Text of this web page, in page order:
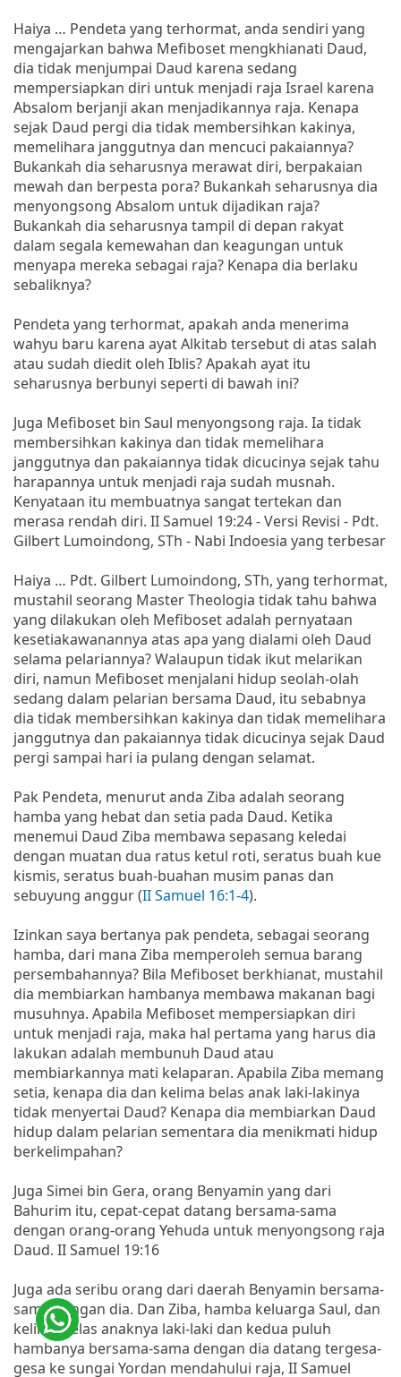
Haiya … Pendeta yang terhormat, anda sendiri yang
mengajarkan bahwa Mefiboset mengkhianati Daud,
dia tidak menjumpai Daud karena sedang
mempersiapkan diri untuk menjadi raja Israel karena
Absalom berjanji akan menjadikannya raja. Kenapa
sejak Daud pergi dia tidak membersihkan kakinya,
memelihara janggutnya dan mencuci pakaiannya?
Bukankah dia seharusnya merawat diri, berpakaian
mewah dan berpesta pora? Bukankah seharusnya dia
menyongsong Absalom untuk dijadikan raja?
Bukankah dia seharusnya tampil di depan rakyat
dalam segala kemewahan dan keagungan untuk
menyapa mereka sebagai raja? Kenapa dia berlaku
sebaliknya?
Pendeta yang terhormat, apakah anda menerima
wahyu baru karena ayat Alkitab tersebut di atas salah
atau sudah diedit oleh Iblis? Apakah ayat itu
seharusnya berbunyi seperti di bawah ini?
Juga Mefiboset bin Saul menyongsong raja. Ia tidak
membersihkan kakinya dan tidak memelihara
janggutnya dan pakaiannya tidak dicucinya sejak tahu
harapannya untuk menjadi raja sudah musnah.
Kenyataan itu membuatnya sangat tertekan dan
merasa rendah diri. II Samuel 19:24 - Versi Revisi - Pdt.
Gilbert Lumoindong, STh - Nabi Indoesia yang terbesar
Haiya … Pdt. Gilbert Lumoindong, STh, yang terhormat,
mustahil seorang Master Theologia tidak tahu bahwa
yang dilakukan oleh Mefiboset adalah pernyataan
kesetiakawanannya atas apa yang dialami oleh Daud
selama pelariannya? Walaupun tidak ikut melarikan
diri, namun Mefiboset menjalani hidup seolah-olah
sedang dalam pelarian bersama Daud, itu sebabnya
dia tidak membersihkan kakinya dan tidak memelihara
janggutnya dan pakaiannya tidak dicucinya sejak Daud
pergi sampai hari ia pulang dengan selamat.
Pak Pendeta, menurut anda Ziba adalah seorang
hamba yang hebat dan setia pada Daud. Ketika
menemui Daud Ziba membawa sepasang keledai
dengan muatan dua ratus ketul roti, seratus buah kue
kismis, seratus buah-buahan musim panas dan
sebuyung anggur (II Samuel 16:1-4).
Izinkan saya bertanya pak pendeta, sebagai seorang
hamba, dari mana Ziba memperoleh semua barang
persembahannya? Bila Mefiboset berkhianat, mustahil
dia membiarkan hambanya membawa makanan bagi
musuhnya. Apabila Mefiboset mempersiapkan diri
untuk menjadi raja, maka hal pertama yang harus dia
lakukan adalah membunuh Daud atau
membiarkannya mati kelaparan. Apabila Ziba memang
setia, kenapa dia dan kelima belas anak laki-lakinya
tidak menyertai Daud? Kenapa dia membiarkan Daud
hidup dalam pelarian sementara dia menikmati hidup
berkelimpahan?
Juga Simei bin Gera, orang Benyamin yang dari
Bahurim itu, cepat-cepat datang bersama-sama
dengan orang-orang Yehuda untuk menyongsong raja
Daud. II Samuel 19:16
Juga ada seribu orang dari daerah Benyamin bersama-
sama dengan dia. Dan Ziba, hamba keluarga Saul, dan
kelima belas anaknya laki-laki dan kedua puluh
hambanya bersama-sama dengan dia datang tergesa-
gesa ke sungai Yordan mendahului raja, II Samuel